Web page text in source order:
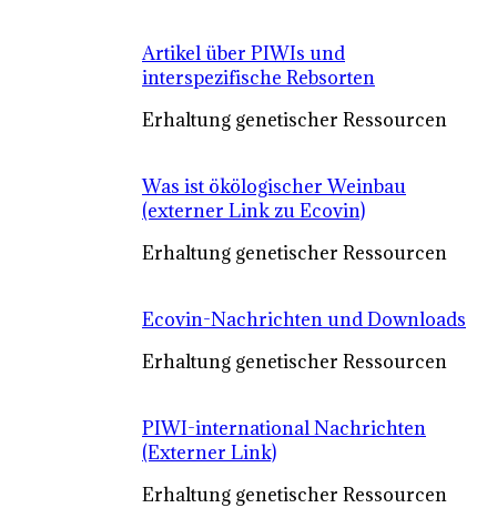
Artikel über PIWIs und
interspezifische Rebsorten
Erhaltung genetischer Ressourcen
Was ist ökölogischer Weinbau
(externer Link zu Ecovin)
Erhaltung genetischer Ressourcen
Ecovin-Nachrichten und Downloads
Erhaltung genetischer Ressourcen
PIWI-international Nachrichten
(Externer Link)
Erhaltung genetischer Ressourcen